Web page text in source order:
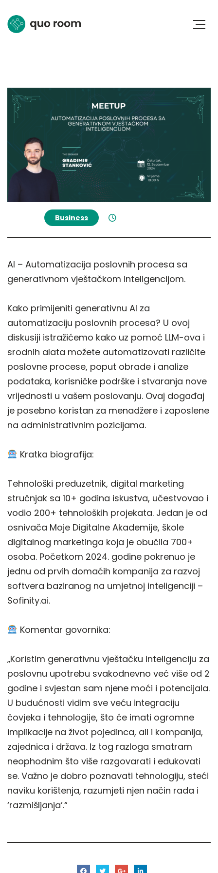
Business
AI – Automatizacija poslovnih procesa sa
generativnom vještačkom inteligencijom.
Kako primijeniti generativnu AI za
automatizaciju poslovnih procesa? U ovoj
diskusiji istražićemo kako uz pomoć LLM-ova i
srodnih alata možete automatizovati različite
poslovne procese, poput obrade i analize
podataka, korisničke podrške i stvaranja nove
vrijednosti u vašem poslovanju. Ovaj događaj
je posebno koristan za menadžere i zaposlene
na administrativnim pozicijama.
Kratka biografija:
Tehnološki preduzetnik, digital marketing
stručnjak sa 10+ godina iskustva, učestvovao i
vodio 200+ tehnoloških projekata. Jedan je od
osnivača Moje Digitalne Akademije, škole
digitalnog marketinga koja je obučila 700+
osoba. Početkom 2024. godine pokrenuo je
jednu od prvih domaćih kompanija za razvoj
softvera baziranog na umjetnoj inteligenciji –
Sofinity.ai.
Komentar govornika:
„Koristim generativnu vještačku inteligenciju za
poslovnu upotrebu svakodnevno već više od 2
godine i svjestan sam njene moći i potencijala.
U budućnosti vidim sve veću integraciju
čovjeka i tehnologije, što će imati ogromne
implikacije na život pojedinca, ali i kompanija,
zajednica i država. Iz tog razloga smatram
neophodnim što više razgovarati i edukovati
se. Važno je dobro poznavati tehnologiju, steći
naviku korištenja, razumjeti njen način rada i
‘razmišljanja’.“